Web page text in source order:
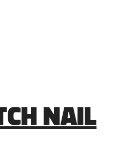
NAIL